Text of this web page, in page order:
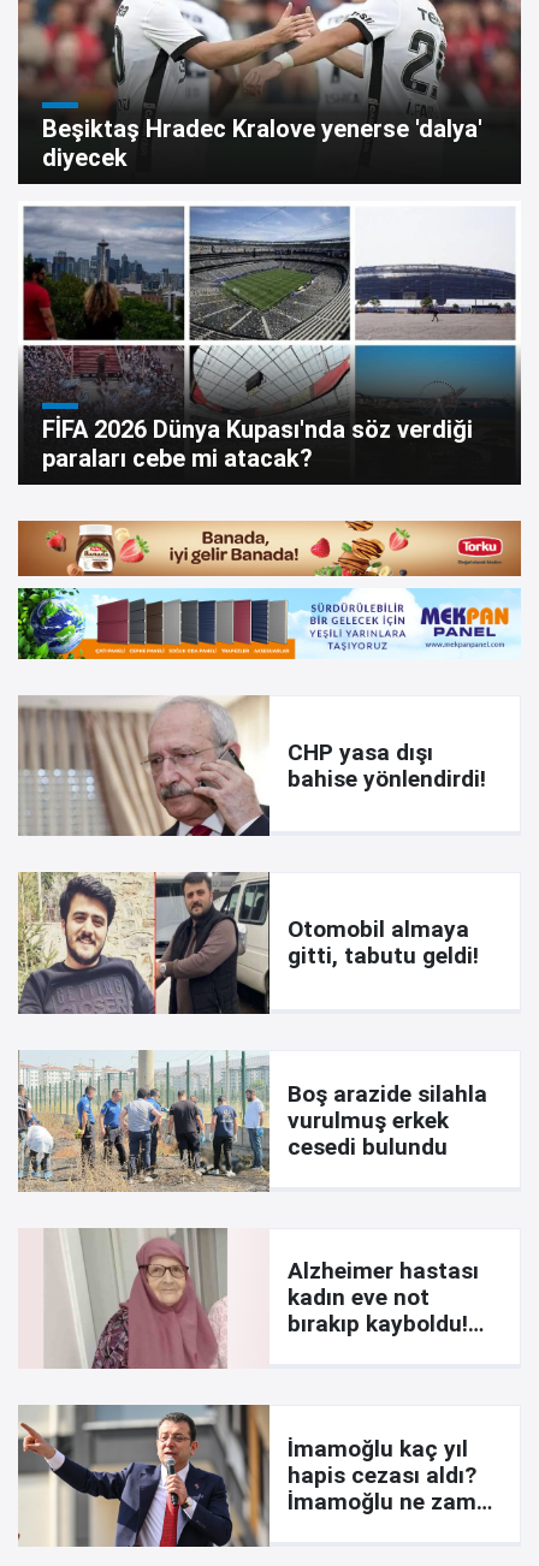
Beşiktaş Hradec Kralove yenerse 'dalya'
diyecek
FİFA 2026 Dünya Kupası'nda söz verdiği
paraları cebe mi atacak?
CHP yasa dışı
bahise yönlendirdi!
Otomobil almaya
gitti, tabutu geldi!
Boş arazide silahla
vurulmuş erkek
cesedi bulundu
Alzheimer hastası
kadın eve not
bırakıp kayboldu!
İmamoğlu kaç yıl
hapis cezası aldı?
İmamoğlu ne zaman